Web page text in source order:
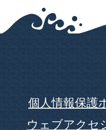
個人情報保護
ウェブアクセ